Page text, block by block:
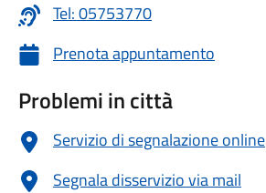
Tel: 05753770
Prenota appuntamento
Problemi in città
Servizio di segnalazione online
Segnala disservizio via mail